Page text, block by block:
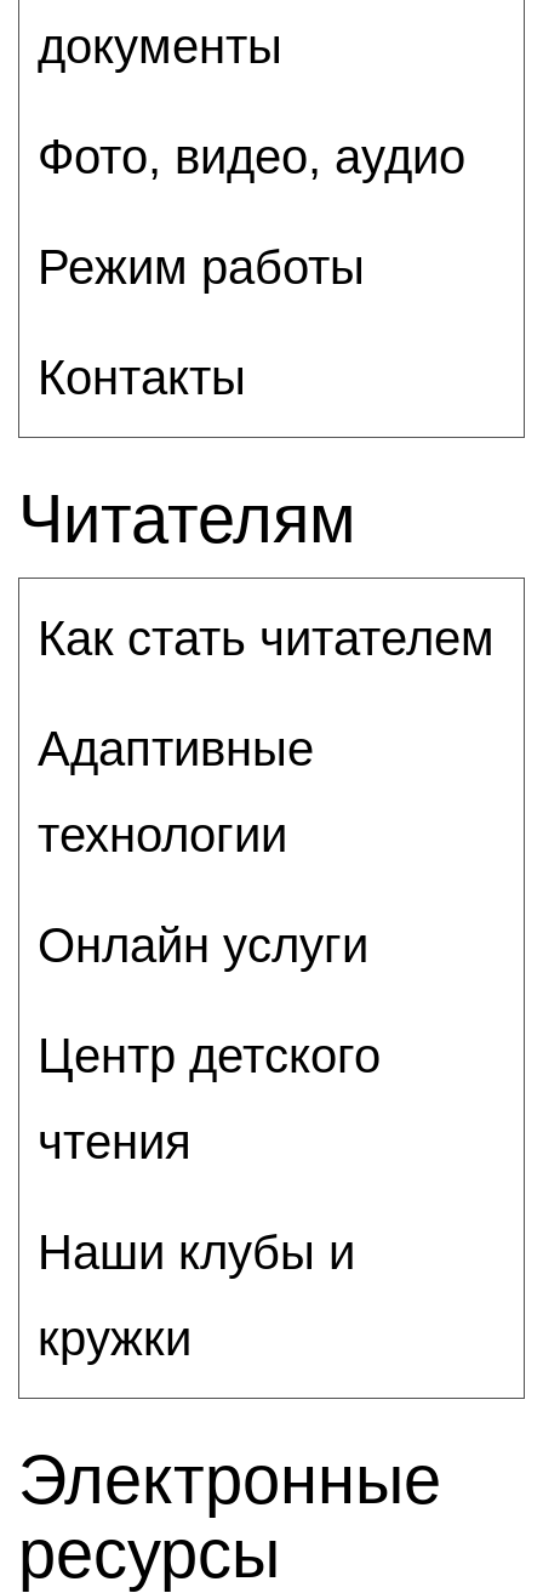
документы
Фото, видео, аудио
Режим работы
Контакты
Читателям
Как стать читателем
Адаптивные
технологии
Онлайн услуги
Центр детского
чтения
Наши клубы и
кружки
Электронные
ресурсы